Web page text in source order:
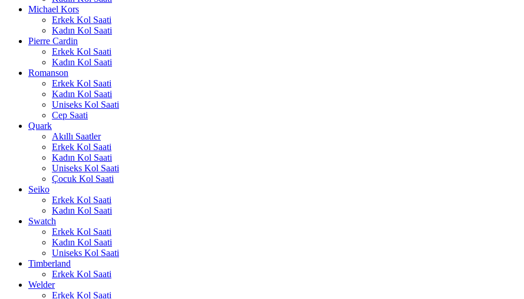
Michael Kors
Erkek Kol Saati
Kadın Kol Saati
Pierre Cardin
Erkek Kol Saati
Kadın Kol Saati
Romanson
Erkek Kol Saati
Kadın Kol Saati
Uniseks Kol Saati
Cep Saati
Quark
Akıllı Saatler
Erkek Kol Saati
Kadın Kol Saati
Uniseks Kol Saati
Çocuk Kol Saati
Seiko
Erkek Kol Saati
Kadın Kol Saati
Swatch
Erkek Kol Saati
Kadın Kol Saati
Uniseks Kol Saati
Timberland
Erkek Kol Saati
Welder
Erkek Kol Saati